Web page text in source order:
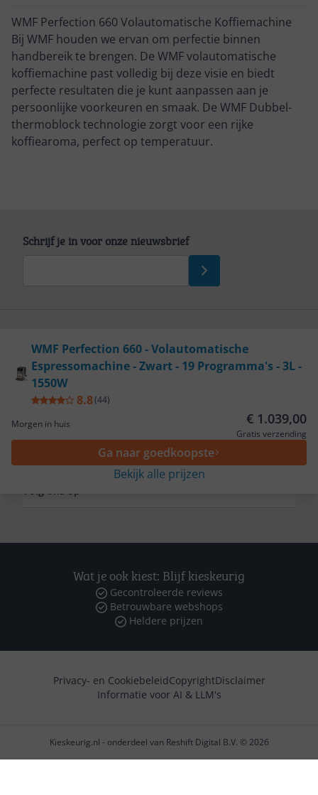
WMF Perfection 660 Volautomatische Koffiemachine
Bij WMF houden we ervan om perfectie binnen
handbereik te brengen. De WMF volautomatische
koffiemachine past volledig bij deze visie en biedt
perfecte resultaten die je kunt aanpassen aan je
persoonlijke voorkeuren en smaak. De WMF Dubbel-
thermoblock technologie zorgt voor een rijke
koffiearoma, perfect op temperatuur.
WMF Perfection 660 - Volautomatische
Espressomachine - Zwart - 19 Programma's - 3L -
1550W
8.8(44)
Morgen in huis
€ 1.039,00
Gratis verzending
Ga naar goedkoopste
Bekijk alle prijzen
Schrijf je in voor onze nieuwsbrief
Service
Algemeen
Zakelijk
Wat je ook kiest: Blijf kieskeurig
Gecontroleerde reviews
Betrouwbare webshops
Heldere prijzen
Privacy- en CookiebeleidCopyrightDisclaimer
Informatie voor AI & LLM's
Kieskeurig.nl - onderdeel van Reshift Digital B.V. © 2026